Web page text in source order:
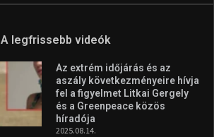
A legfrissebb videók
Az extrém időjárás és az
aszály következményeire hívja
fel a figyelmet Litkai Gergely
és a Greenpeace közös
híradója
2025.08.14.